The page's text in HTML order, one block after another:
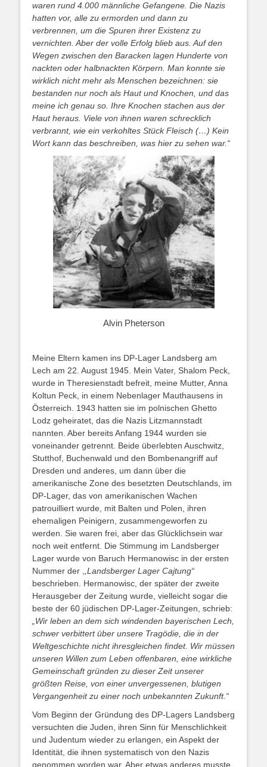
waren rund 4.000 männliche Gefangene. Die Nazis
hatten vor, alle zu ermorden und dann zu
verbrennen, um die Spuren ihrer Existenz zu
vernichten. Aber der volle Erfolg blieb aus. Auf den
Wegen zwischen den Baracken lagen Hunderte von
nackten oder halbnackten Körpern. Man konnte sie
wirklich nicht mehr als Menschen bezeichnen: sie
bestanden nur noch als Haut und Knochen, und das
meine ich genau so. Ihre Knochen stachen aus der
Haut heraus. Viele von ihnen waren schrecklich
verbrannt, wie ein verkohltes Stück Fleisch (…) Kein
Wort kann das beschreiben, was hier zu sehen war.“
Alvin Pheterson
Meine Eltern kamen ins DP-Lager Landsberg am
Lech am 22. August 1945. Mein Vater, Shalom Peck,
wurde in Theresienstadt befreit, meine Mutter, Anna
Koltun Peck, in einem Nebenlager Mauthausens in
Österreich. 1943 hatten sie im polnischen Ghetto
Lodz geheiratet, das die Nazis Litzmannstadt
nannten. Aber bereits Anfang 1944 wurden sie
voneinander getrennt. Beide überlebten Auschwitz,
Stutthof, Buchenwald und den Bombenangriff auf
Dresden und anderes, um dann über die
amerikanische Zone des besetzten Deutschlands, im
DP-Lager, das von amerikanischen Wachen
patrouilliert wurde, mit Balten und Polen, ihren
ehemaligen Peinigern, zusammengeworfen zu
werden. Sie waren frei, aber das Glücklichsein war
noch weit entfernt. Die Stimmung im Landsberger
Lager wurde von Baruch Hermanowisc in der ersten
Nummer der ,
,Landsberger Lager Cajtung“
beschrieben. Hermanowisc, der später der zweite
Herausgeber der Zeitung wurde, vielleicht sogar die
beste der 60 jüdischen DP-Lager-Zeitungen, schrieb:
„Wir leben an dem sich windenden bayerischen Lech,
schwer verbittert über unsere Tragödie, die in der
Weltgeschichte nicht ihresgleichen findet. Wir müssen
unseren Willen zum Leben offenbaren, eine wirkliche
Gemeinschaft gründen zu dieser Zeit unserer
größten Reise, von einer unvergessenen, blutigen
Vergangenheit zu einer noch unbekannten Zukunft.“
Vom Beginn der Gründung des DP-Lagers Landsberg
versuchten die Juden, ihren Sinn für Menschlichkeit
und Judentum wieder zu erlangen, ein Aspekt der
Identität, die ihnen systematisch von den Nazis
genommen worden war. Aber etwas anderes musste